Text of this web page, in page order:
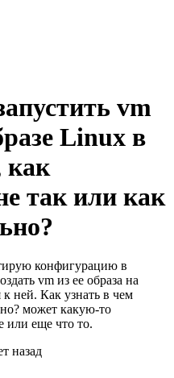
vm
Linux в
как
так или как
конфигурацию в
vm из ее образа на
ней. Как узнать в чем
может какую-то
или еще что то.
назад